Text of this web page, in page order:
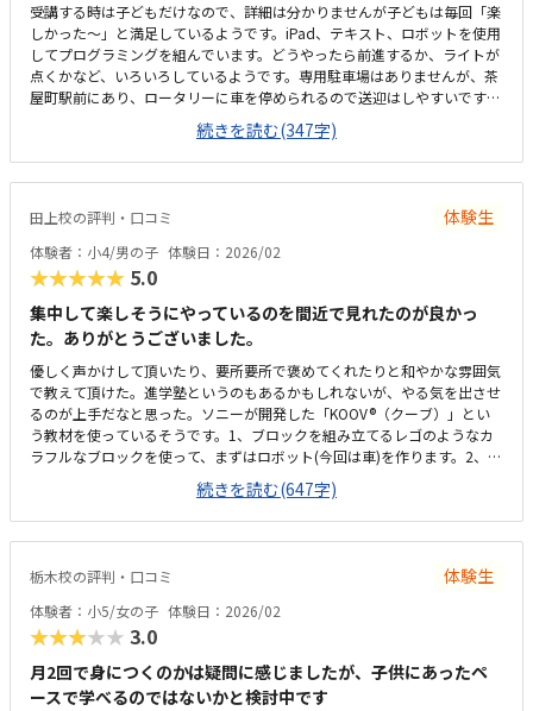
受講する時は子どもだけなので、詳細は分かりませんが子どもは毎回「楽
しかった〜」と満足しているようです。iPad、テキスト、ロボットを使用
してプログラミングを組んでいます。どうやったら前進するか、ライトが
点くかなど、いろいろしているようです。専用駐車場はありませんが、茶
屋町駅前にあり、ロータリーに車を停められるので送迎はしやすいです。
教室内は明るく、入ると先生方も大きい声で挨拶をしてくださいます。過
ごしやすいと思います。月2回、1回80分で12,000円くらいです。もう少
し安いと嬉しいです。4回にするともう少しお得になります。ハイペース
に勉強したい場合は4回の方がいいと思います。1人の先生が2人を指導す
るようになります。少人数制なのがいいと思います。専用駐車場があると
嬉しいです。特になし
続きを読む(347字)
田上校の評判・口コミ 体験生
体験者：小4/男の子 体験日：2026/02
★★★★★ 5.0
集中して楽しそうにやっているのを間近で見れたのが良かっ
た。ありがとうございました。
優しく声かけして頂いたり、要所要所で褒めてくれたりと和やかな雰囲気
で教えて頂けた。進学塾というのもあるかもしれないが、やる気を出させ
るのが上手だなと思った。ソニーが開発した「KOOV®（クーブ）」とい
う教材を使っているそうです。​1、ブロックを組み立てるレゴのようなカ
ラフルなブロックを使って、まずはロボット(今回は車)を作ります。2、
電子パーツを組み合わせるスイッチ、​モーター、光センサー、ブザーなど
のパーツをブロックに組み込みます。3、プログラミング​専用のアプリを
使って、iPadで命令（プログラム）を書きます。iPadではなくノートPC
なら、なお良かったと思います。時間帯にもよるとは思いますが、マクド
ナルドと同じ駐車場を使うので混む場合と空いてる場合があると思いま
す。土曜や祝日だと駐車場が混むかもしれません。受験生らとは少し離れ
た場所のテーブルで良かった。教室自体は奥行きがあるというか、思った
より広く感じました。他のプログラミング教室よりは安いのではないでし
ょうか。また月2回か4回かを選べるのは良いと思う。間隔空けたくないな
ら4回、他の習い事あるなら2回で良いと思う。ただプログラミングするだ
けでなく、具現化したものを実際に動かすというのはイメージも湧きやす
続きを読む(647字)
栃木校の評判・口コミ 体験生
体験者：小5/女の子 体験日：2026/02
★★★★★ 3.0
月2回で身につくのかは疑問に感じましたが、子供にあったペ
ースで学べるのではないかと検討中です